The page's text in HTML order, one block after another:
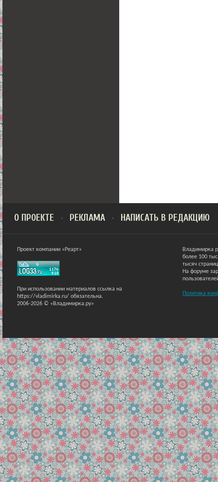
О ПРОЕКТЕ РЕКЛАМА НАПИСАТЬ В РЕДАКЦИЮ
Проект компании «Реарт»
При использовании материалов ссылка на
https://vladimirka.ru/ обязательна.
2006-2026 © «Владимирка.ру»
Владимирка
более 100
тысяч
На форуме
Политика